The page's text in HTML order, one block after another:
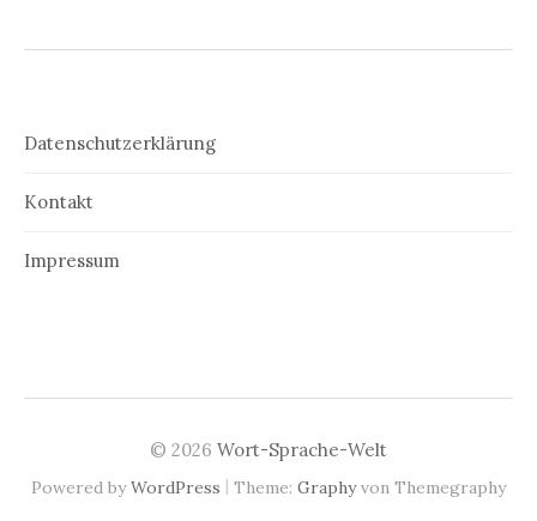
Datenschutzerklärung
Kontakt
Impressum
© 2026 Wort-Sprache-Welt
Powered byWordPress | Theme: Graphyvon Themegraphy